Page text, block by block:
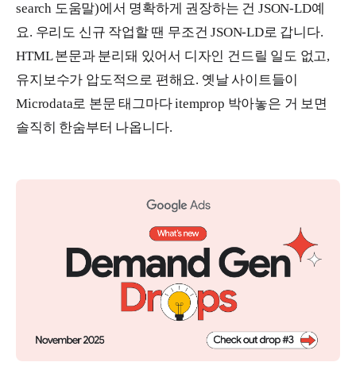
search 도움말)에서 명확하게 권장하는 건 JSON-LD예
요. 우리도 신규 작업할 땐 무조건 JSON-LD로 갑니다.
HTML 본문과 분리돼 있어서 디자인 건드릴 일도 없고,
유지보수가 압도적으로 편해요. 옛날 사이트들이
Microdata로 본문 태그마다 itemprop 박아놓은 거 보면
솔직히 한숨부터 나옵니다.